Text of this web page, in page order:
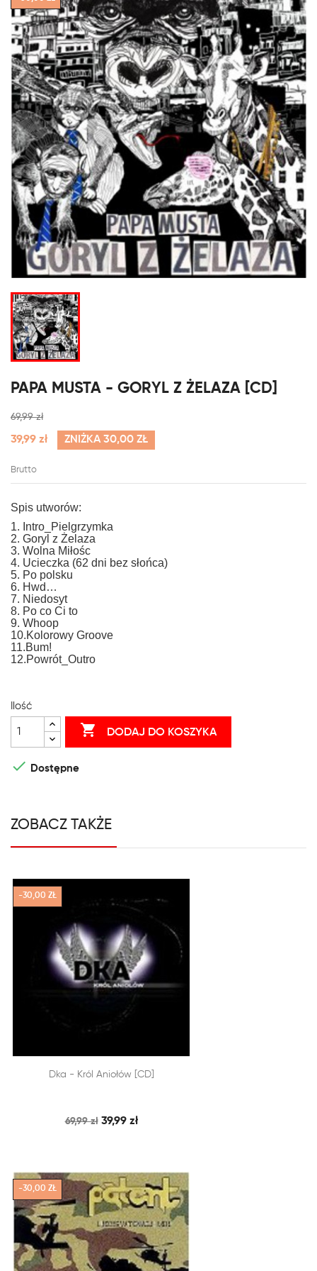
PAPA MUSTA - GORYL Z ŻELAZA [CD]
69,99 zł
39,99 zł ZNIŻKA 30,00 ZŁ
Brutto
Spis utworów:
1. Intro_Pielgrzymka
2. Goryl z Żelaza
3. Wolna Miłośc
4. Ucieczka (62 dni bez słońca)
5. Po polsku
6. Hwd…
7. Niedosyt
8. Po co Ci to
9. Whoop
10.Kolorowy Groove
11.Bum!
12.Powrót_Outro
Ilość
 DODAJ DO KOSZYKA
 Dostępne
ZOBACZ TAKŻE
DODAJ DO KOSZYKA
SZYBKI PODGLĄD
Dka - Król Aniołów [CD]
69,99 zł 39,99 zł
-30,00 ZŁ
-30,00 ZŁ